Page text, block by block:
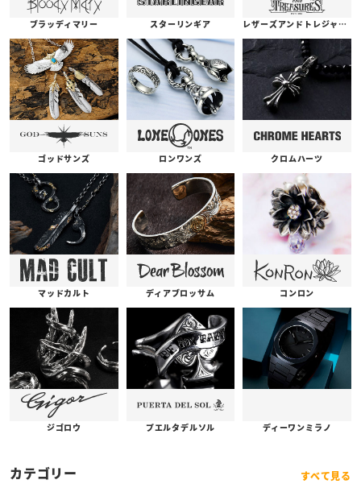
ブラッディマリー スターリンギア レザーズアンドトレジャーズ
ゴッドサンズ ロンワンズ クロムハーツ
マッドカルト ディアブロッサム コンロン
ジゴロウ プエルタデルソル ディーワンミラノ
カテゴリー すべて見る